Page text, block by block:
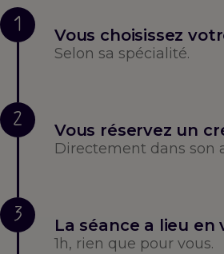
1 Vous choisissez
Selon sa spécialité.
2 Vous réservez un
Directement dans son
3 La séance a lieu en
1h, rien que pour vous.